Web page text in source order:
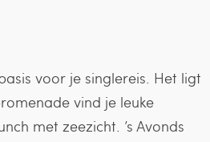
voor je singlereis. Het ligt
vind je leuke
met zeezicht. ’s Avonds